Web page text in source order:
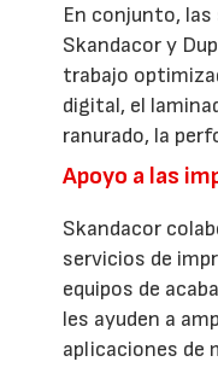
En conjunto,
Skandacor y
trabajo
digital, el
ranurado, la
Apoyo a las
Skandacor
servicios de
equipos de
les ayuden a
aplicaciones de